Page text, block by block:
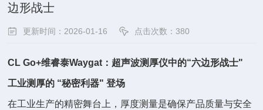
边形战士
更新时间：2026-01-16 点击次数：380
CL Go+维睿泰Waygat：超声波测厚仪中的“六边形战士"
工业测厚的 “秘密利器" 登场
在工业生产的精密舞台上，厚度测量是确保产品质量与安全